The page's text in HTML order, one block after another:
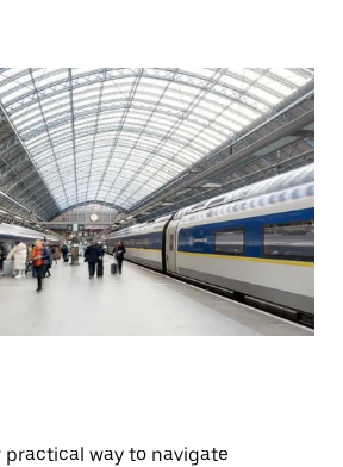
practical way to navigate